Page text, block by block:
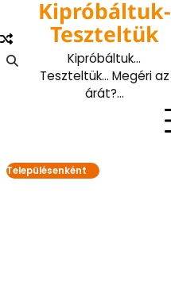
content
Kipróbáltuk-
Teszteltük
Kipróbáltuk…
Teszteltük… Megéri az
árát?…
Településenként